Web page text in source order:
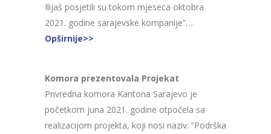
Ilijaš posjetili su tokom mjeseca oktobra
2021. godine sarajevske kompanije”….
Opširnije>>
Komora prezentovala Projekat
Privredna komora Kantona Sarajevo je
početkom juna 2021. godine otpočela sa
realizacijom projekta, koji nosi naziv: “Podrška